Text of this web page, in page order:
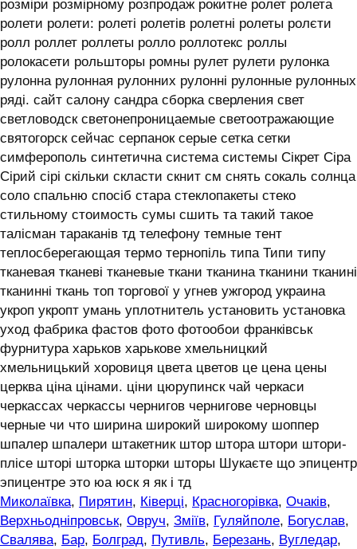
розміри розмірному розпродаж рокитне ролет ролета
ролети ролети: ролеті ролетів ролетні ролеты ролєти
ролл роллет роллеты ролло роллотекс роллы
ролокасети рольшторы ромны рулет рулети рулонка
рулонна рулонная рулонних рулонні рулонные рулонных
ряді. сайт салону сандра сборка сверления свет
светловодск светонепроницаемые светоотражающие
святогорск сейчас серпанок серые сетка сетки
симферополь синтетична система системы ‎Сікрет Сіра
Сірий сірі скільки скласти скнит см снять сокаль солнца
соло спальню спосіб стара стеклопакеты стеко
стильному стоимость сумы сшить та такий такое
талісман тараканів тд телефону темные тент
теплосберегающая термо тернопіль типа Типи типу
тканевая тканеві тканевые ткани тканина тканини тканині
тканинні ткань топ торгової у угнев ужгород украина
укроп укропт умань уплотнитель установить установка
уход фабрика фастов фото фотообои франківськ
фурнитура харьков харькове хмельницкий
хмельницький хоровиця цвета цветов це цена цены
церква ціна цінами. ціни цюрупинск чай черкаси
черкассах черкассы чернигов чернигове черновцы
черные чи что ширина широкий широкому шоппер
шпалер шпалери штакетник штор штора штори штори-
плісе шторі шторка шторки шторы Шукаєте що эпицентр
эпицентре это юа юск я як і тд
Миколаївка, Пирятин, Ківерці, Красногорівка, Очаків,
Верхньодніпровськ, Овруч, Зміїв, Гуляйполе, Богуслав,
Свалява, Бар, Болград, Путивль, Березань, Вугледар,